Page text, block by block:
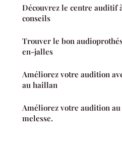
Découvrez le centre auditif
conseils
Trouver le bon
en-jalles
Améliorez votre audition
au haillan
Améliorez votre audition
melesse.